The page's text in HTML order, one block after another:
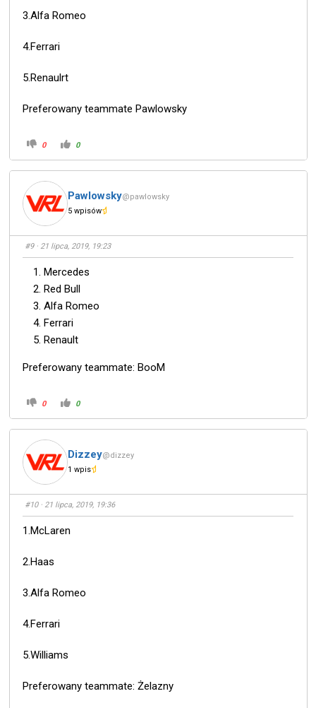
3.Alfa Romeo
4.Ferrari
5.Renaulrt
Preferowany teammate Pawlowsky
0 0
Pawlowsky@pawlowsky
5 wpisów
#9· 21 lipca, 2019, 19:23
Mercedes
Red Bull
Alfa Romeo
Ferrari
Renault
Preferowany teammate: BooM
0 0
Dizzey@dizzey
1 wpis
#10· 21 lipca, 2019, 19:36
1.McLaren
2.Haas
3.Alfa Romeo
4.Ferrari
5.Williams
Preferowany teammate: Żelazny